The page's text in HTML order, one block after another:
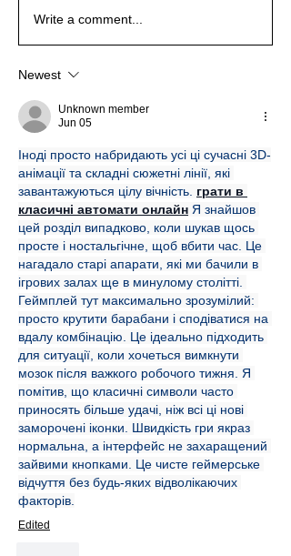
Write a comment...
Newest
Unknown member
Jun 05
Іноді просто набридають усі ці сучасні 3D-
анімації та складні сюжетні лінії, які
завантажуються цілу вічність. грати в
класичні автомати онлайн Я знайшов
цей розділ випадково, коли шукав щось
просте і ностальгічне, щоб вбити час. Це
нагадало старі апарати, які ми бачили в
ігрових залах ще в минулому столітті.
Геймплей тут максимально зрозумілий:
просто крутити барабани і сподіватися на
вдалу комбінацію. Це ідеально підходить
для ситуації, коли хочеться вимкнути
мозок після важкого робочого тижня. Я
помітив, що класичні символи часто
приносять більше удачі, ніж всі ці нові
заморочені іконки. Швидкість гри якраз
нормальна, а інтерфейс не захаращений
зайвими кнопками. Це чисте геймерське
відчуття без будь-яких відволікаючих
факторів.
Edited